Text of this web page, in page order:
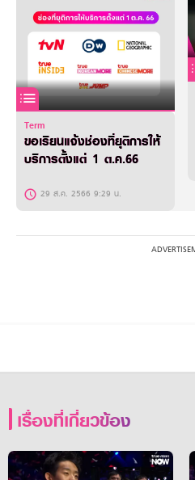
Term
ขอเรียนแจ้งช่องที่ยุติการให้
บริการตั้งแต่ 1 ต.ค.66
29 ส.ค. 2566 9:29 น.
เรื่องที่เกี่ยวข้อง